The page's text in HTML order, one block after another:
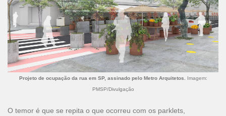
Projeto de ocupação da rua em SP, assinado pelo Metro Arquitetos. Imagem:
PMSP/Divulgação
O temor é que se repita o que ocorreu com os parklets,